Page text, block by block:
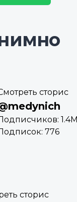
сторис
1.4M
776
сторис